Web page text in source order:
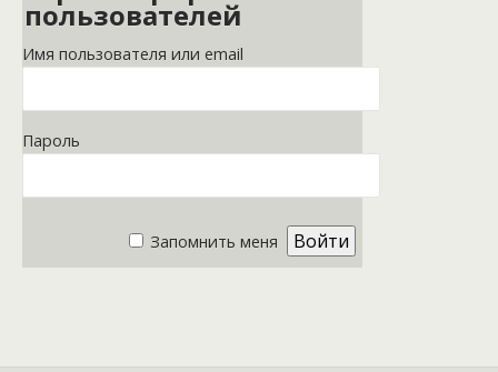
пользователей
Имя пользователя или email
Пароль
Запомнить меня